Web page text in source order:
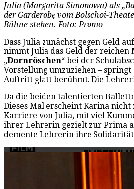
Julia (Margarita Simonowa) als
der Garderobę vom Bolschoi-
Bühne stehen. Foto: Promo
Dass Julia zunächst gegen Geld
nimmt Julia das Geld der
„Dornröschen“ bei der
Vorstellung umzuziehen –
Auftritt glatt berühmt. Die
Da die beiden talentierten
Dieses Mal erscheint Karina
Karriere von Julia, mit viel
ihrer Lehrerin gezielt zur Prima
demente Lehrerin ihre